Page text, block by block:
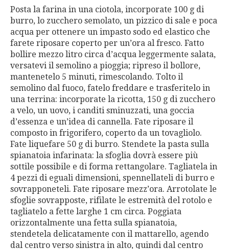
Posta la farina in una ciotola, incorporate 100 g di
burro, lo zucchero semolato, un pizzico di sale e poca
acqua per ottenere un impasto sodo ed elastico che
farete riposare coperto per un’ora al fresco. Fatto
bollire mezzo litro circa d’acqua leggermente salata,
versatevi il semolino a pioggia; ripreso il bollore,
mantenetelo 5 minuti, rimescolando. Tolto il
semolino dal fuoco, fatelo freddare e trasferitelo in
una terrina: incorporate la ricotta, 150 g di zucchero
a velo, un uovo, i canditi sminuzzati, una goccia
d’essenza e un’idea di cannella. Fate riposare il
composto in frigorifero, coperto da un tovagliolo.
Fate liquefare 50 g di burro. Stendete la pasta sulla
spianatoia infarinata: la sfoglia dovrà essere più
sottile possibile e di forma rettangolare. Tagliatela in
4 pezzi di eguali dimensioni, spennellateli di burro e
sovrapponeteli. Fate riposare mezz’ora. Arrotolate le
sfoglie sovrapposte, rifilate le estremità del rotolo e
tagliatelo a fette larghe 1 cm circa. Poggiata
orizzontalmente una fetta sulla spianatoia,
stendetela delicatamente con il mattarello, agendo
dal centro verso sinistra in alto, quindi dal centro